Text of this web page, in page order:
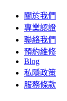
關於我們
專業認證
聯絡我們
預約維修
Blog
私隱政策
服務條款